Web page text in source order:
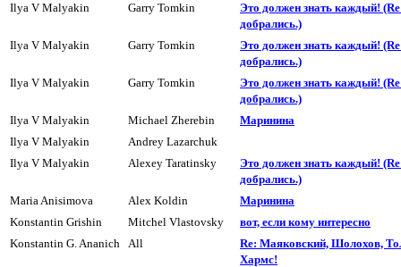
Ilya V Malyakin
Garry Tomkin
Это должен знать каждый!
добpались.)
Ilya V Malyakin
Garry Tomkin
Это должен знать каждый!
добpались.)
Ilya V Malyakin
Garry Tomkin
Это должен знать каждый!
добpались.)
Ilya V Malyakin
Michael Zherebin
Маpинина
Ilya V Malyakin
Andrey Lazarchuk
Ilya V Malyakin
Alexey Taratinsky
Это должен знать каждый!
добpались.)
Maria Anisimova
Alex Koldin
Маpинина
Konstantin Grishin
Mitchel Vlastovsky
вот, если кому интересно
Konstantin G. Ananich All
Re: Маяковский, Шолохов,
Хармс!